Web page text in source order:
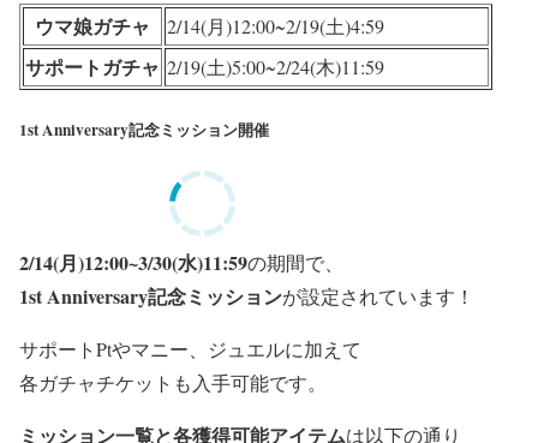
ウマ娘ガチャ 2/14(月)12:00~2/19(土)4:59
サポートガチャ 2/19(土)5:00~2/24(木)11:59
1st Anniversary記念ミッション開催
2/14(月)12:00~3/30(水)11:59の期間で、
1st Anniversary記念ミッションが設定されています！
サポートPtやマニー、ジュエルに加えて
各ガチャチケットも入手可能です。
ミッション一覧と各獲得可能アイテムは以下の通り